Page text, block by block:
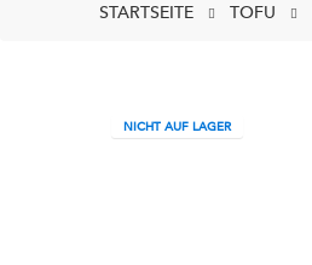
STARTSEITE TOFU
NICHT AUF LAGER